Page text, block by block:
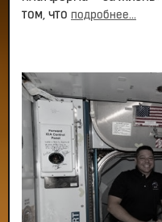
том, что подробнее...